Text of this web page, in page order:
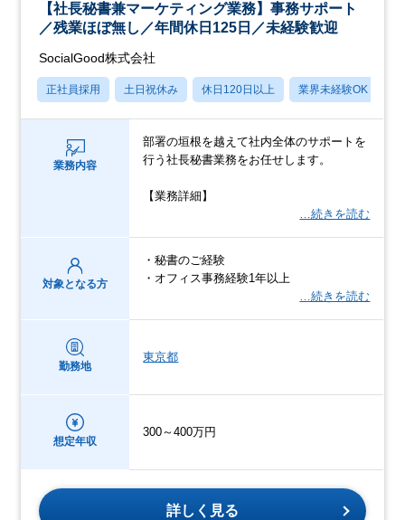
【社長秘書兼マーケティング業務】事務サポート
／残業ほぼ無し／年間休日125日／未経験歓迎
SocialGood株式会社
正社員採用 土日祝休み 休日120日以上 業界未経験OK
業務内容
部署の垣根を越えて社内全体のサポートを
行う社長秘書業務をお任せします。
【業務詳細】
…続きを読む
対象となる方
・秘書のご経験
・オフィス事務経験1年以上
…続きを読む
勤務地
東京都
想定年収
300～400万円
詳しく見る